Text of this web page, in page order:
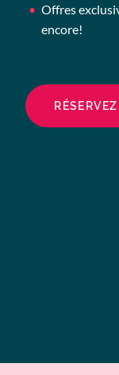
Offres
encore!